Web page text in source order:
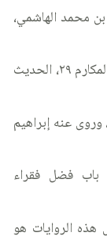
محمد الهاشمي،
الكافي: الجزء ٢، كتاب الإيمان والكفر ١، باب المكارم ٢٩، الحديث
وروى عنه إبراهيم
الجزء ٢، كتاب الإيمان والكفر ١، باب فضل فقراء
الروايات هو